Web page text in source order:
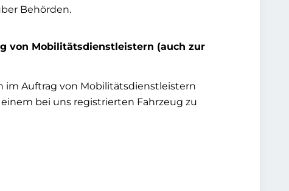
Behörden.
von Mobilitätsdienstleistern (auch zur
im Auftrag von Mobilitätsdienstleistern
bei uns registrierten Fahrzeug zu